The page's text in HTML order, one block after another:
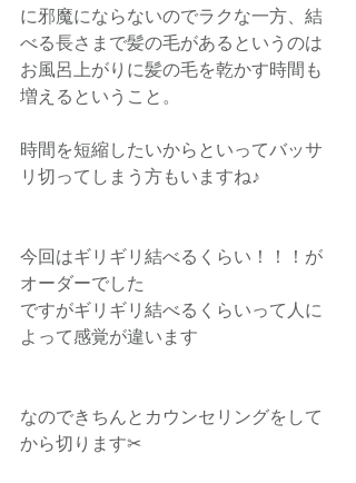
に邪魔にならないのでラクな一方、結
べる長さまで髪の毛があるというのは
お風呂上がりに髪の毛を乾かす時間も
増えるということ。
時間を短縮したいからといってバッサ
リ切ってしまう方もいますね♪
今回はギリギリ結べるくらい！！！が
オーダーでした
ですがギリギリ結べるくらいって人に
よって感覚が違います
なのできちんとカウンセリングをして
から切ります✂︎